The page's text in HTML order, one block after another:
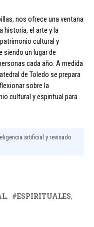
nos ofrece una ventana
historia, el arte y la
cultural y
un lugar de
cada año. A medida
de Toledo se prepara
sobre la
cultural y espiritual para
artificial y revisado
ESPIRITUALES